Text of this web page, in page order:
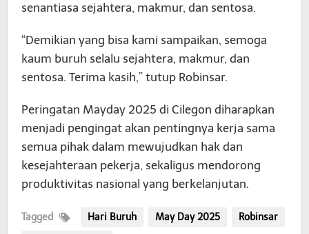
senantiasa sejahtera, makmur, dan sentosa.
“Demikian yang bisa kami sampaikan, semoga
kaum buruh selalu sejahtera, makmur, dan
sentosa. Terima kasih,” tutup Robinsar.
Peringatan Mayday 2025 di Cilegon diharapkan
menjadi pengingat akan pentingnya kerja sama
semua pihak dalam mewujudkan hak dan
kesejahteraan pekerja, sekaligus mendorong
produktivitas nasional yang berkelanjutan.
Tagged Hari Buruh May Day 2025
Robinsar